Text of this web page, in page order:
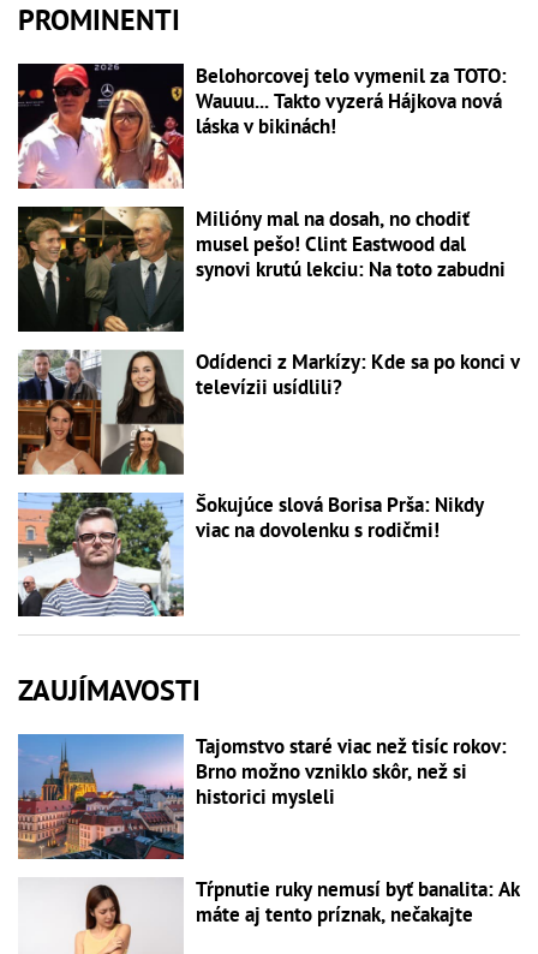
PROMINENTI
Belohorcovej telo vymenil za TOTO:
Wauuu... Takto vyzerá Hájkova nová
láska v bikinách!
Milióny mal na dosah, no chodiť
musel pešo! Clint Eastwood dal
synovi krutú lekciu: Na toto zabudni
Odídenci z Markízy: Kde sa po konci v
televízii usídlili?
Šokujúce slová Borisa Prša: Nikdy
viac na dovolenku s rodičmi!
ZAUJÍMAVOSTI
Tajomstvo staré viac než tisíc rokov:
Brno možno vzniklo skôr, než si
historici mysleli
Tŕpnutie ruky nemusí byť banalita: Ak
máte aj tento príznak, nečakajte